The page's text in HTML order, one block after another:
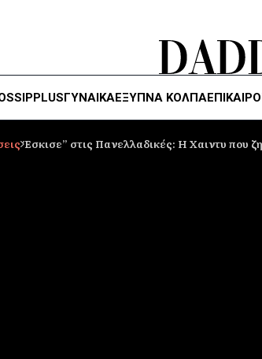
PLUSΓΥΝΑΙΚΑΈΞΥΠΝΑ ΚΌΛΠΑ
Έσκισε” στις Πανελλαδικές: Η Χαιντυ που